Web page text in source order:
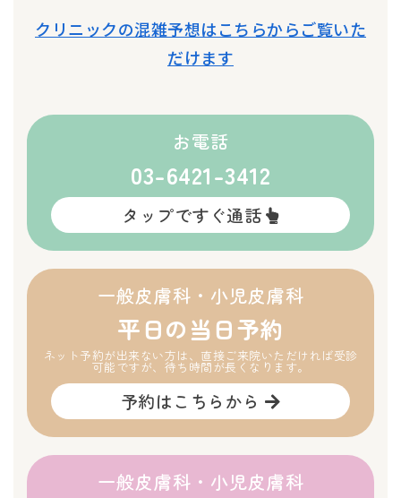
クリニックの混雑予想はこちらからご覧いた
だけます
お電話
03-6421-3412
タップですぐ通話
一般皮膚科・小児皮膚科
平日の当日予約
ネット予約が出来ない方は、直接ご来院いただければ受診
可能ですが、待ち時間が長くなります。
予約はこちらから
一般皮膚科・小児皮膚科